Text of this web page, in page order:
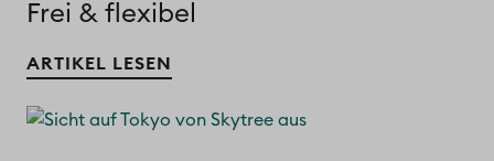
Frei & flexibel
ARTIKEL LESEN